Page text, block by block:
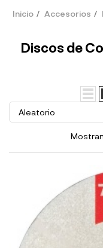
Inicio Accesorios
Discos de
Aleatorio